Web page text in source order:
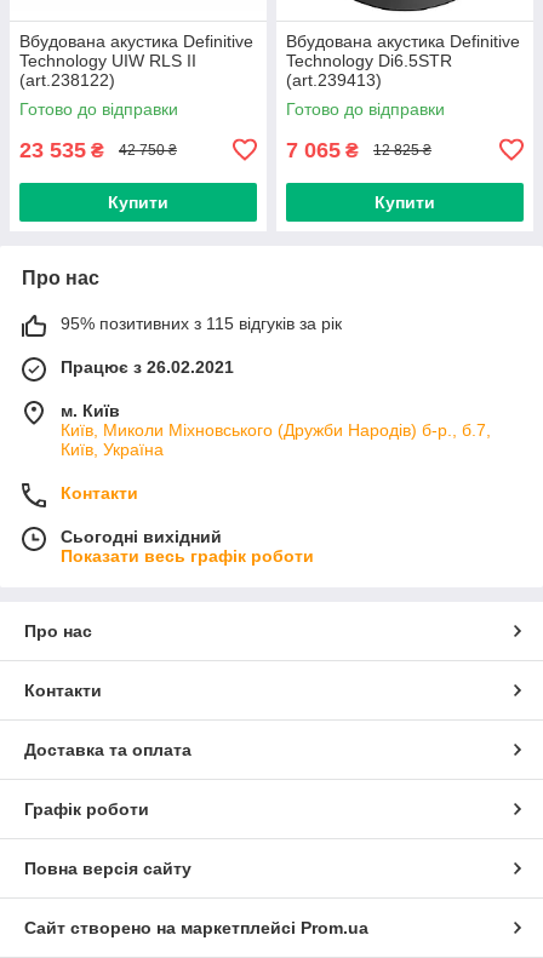
Вбудована акустика Definitive
Technology UIW RLS II
(art.238122)
Готово до відправки
23 535 ₴ 42 750 ₴
Купити
Вбудована акустика Definitive
Technology Di6.5STR
(art.239413)
Готово до відправки
7 065 ₴ 12 825 ₴
Купити
Про нас
95% позитивних з 115 відгуків за рік
Працює з 26.02.2021
м. Київ
Київ, Миколи Міхновського (Дружби Народів) б-р., б.7,
Київ, Україна
Контакти
Сьогодні вихідний
Показати весь графік роботи
Про нас
Контакти
Доставка та оплата
Графік роботи
Повна версія сайту
Сайт створено на маркетплейсі Prom.ua